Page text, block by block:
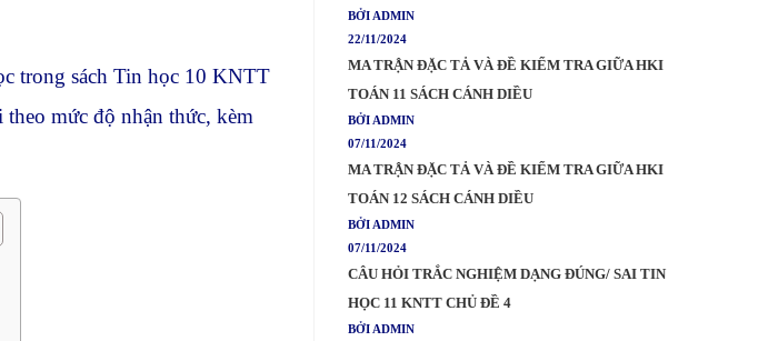
trong sách Tin học 10 KNTT
mức độ nhận thức, kèm
BỞI ADMIN
22/11/2024
MA TRẬN ĐẶC TẢ VÀ ĐỀ KIỂM TRA GIỮA HKI
TOÁN 11 SÁCH CÁNH DIỀU
BỞI ADMIN
07/11/2024
MA TRẬN ĐẶC TẢ VÀ ĐỀ KIỂM TRA GIỮA HKI
TOÁN 12 SÁCH CÁNH DIỀU
BỞI ADMIN
07/11/2024
CÂU HỎI TRẮC NGHIỆM DẠNG ĐÚNG/ SAI TIN
HỌC 11 KNTT CHỦ ĐỀ 4
BỞI ADMIN